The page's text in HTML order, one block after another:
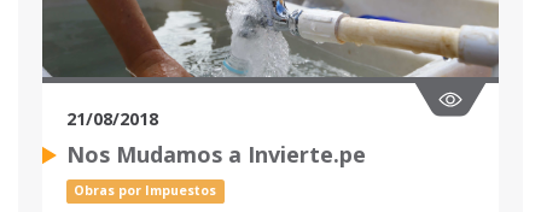
21/08/2018
Nos Mudamos a Invierte.pe
Obras por Impuestos